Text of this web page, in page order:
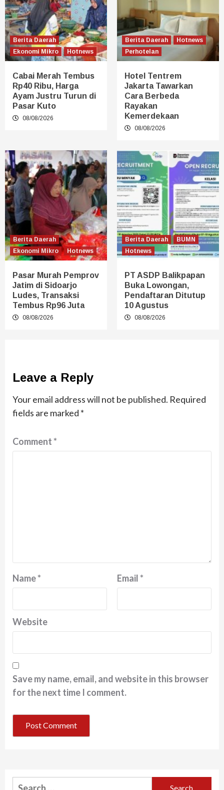
Berita Daerah
Ekonomi Mikro
Hotnews
Cabai Merah Tembus
Rp40 Ribu, Harga
Ayam Justru Turun di
Pasar Kuto
08/08/2026
Berita Daerah
Hotnews
Perhotelan
Hotel Tentrem
Jakarta Tawarkan
Cara Berbeda
Rayakan
Kemerdekaan
08/08/2026
Berita Daerah
Ekonomi Mikro
Hotnews
Pasar Murah Pemprov
Jatim di Sidoarjo
Ludes, Transaksi
Tembus Rp96 Juta
08/08/2026
Berita Daerah
BUMN
Hotnews
PT ASDP Balikpapan
Buka Lowongan,
Pendaftaran Ditutup
10 Agustus
08/08/2026
Leave a Reply
Your email address will not be published. Required
fields are marked *
Comment*
Name* Email*
Website
Save my name, email, and website in this browser
for the next time I comment.